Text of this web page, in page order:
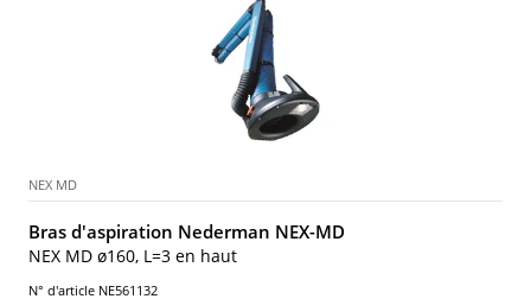
NEX MD
Bras d'aspiration Nederman NEX-MD
NEX MD ø160, L=3 en haut
N° d'article NE561132